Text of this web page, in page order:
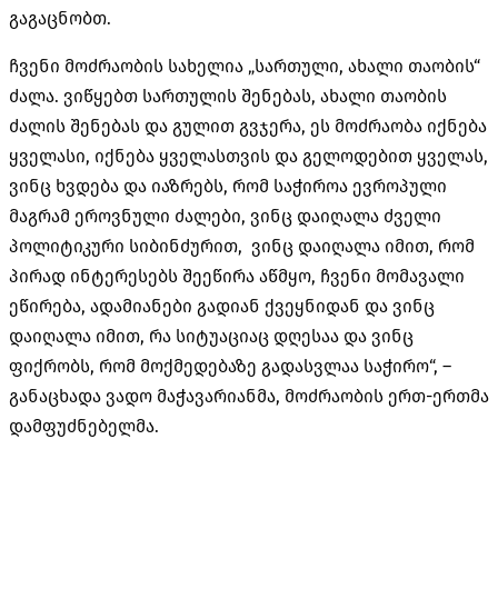
გაგაცნობთ.
ჩვენი მოძრაობის სახელია „სართული, ახალი თაობის“
ძალა. ვიწყებთ სართულის შენებას, ახალი თაობის
ძალის შენებას და გულით გვჯერა, ეს მოძრაობა იქნება
ყველასი, იქნება ყველასთვის და გელოდებით ყველას,
ვინც ხვდება და იაზრებს, რომ საჭიროა ევროპული
მაგრამ ეროვნული ძალები, ვინც დაიღალა ძველი
პოლიტიკური სიბინძურით, ვინც დაიღალა იმით, რომ
პირად ინტერესებს შეეწირა აწმყო, ჩვენი მომავალი
ეწირება, ადამიანები გადიან ქვეყნიდან და ვინც
დაიღალა იმით, რა სიტუაციაც დღესაა და ვინც
ფიქრობს, რომ მოქმედებაზე გადასვლაა საჭირო“, –
განაცხადა ვადო მაჭავარიანმა, მოძრაობის ერთ-ერთმა
დამფუძნებელმა.